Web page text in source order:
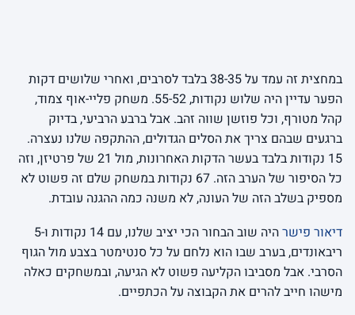
במחצית זה עמד על 38-35 בלבד לסרבים, ואחרי שלושים דקות
הפער עדיין היה שלוש נקודות, 55-52. משחק פליי-אוף צמוד,
קהל מטורף, וכל פוזשן שווה זהב. אבל ברבע הרביעי, בדיוק
ברגעים שבהם צריך את הסלים הגדולים, ההתקפה שלנו נעצרה.
15 נקודות בלבד בעשר הדקות האחרונות, מול 21 של פרטיזן, וזה
כל הסיפור של הערב הזה. 67 נקודות במשחק שלם זה פשוט לא
מספיק בשלב הזה של העונה, לא משנה כמה ההגנה עובדת.
דיאור פישר
היה שוב הבחור הכי יציב שלנו, עם 14 נקודות ו-5
ריבאונדים, בערב שבו הוא נלחם על כל סנטימטר בצבע מול הגוף
הסרבי. אבל מסביבו הקליעה פשוט לא הגיעה, ובמשחקים כאלה
מישהו חייב להרים את הקבוצה על הכתפיים.